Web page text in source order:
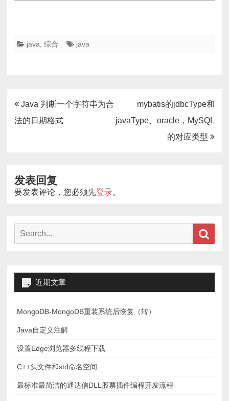
java 综合 java
文
章
Java 判断一个字符串为合
法的日期格式
mybatis的jdbcType和
javaType、oracle，MySQL
的对应类型
发表回复
要发表评论，您必须先登录。
Search
近期文章
MongoDB-MongoDB重装系统后恢复（转）
Java自定义注解
设置Edge浏览器多线程下载
C++头文件和std命名空间
最标准最简洁的通达信DLL股票插件编程开发流程